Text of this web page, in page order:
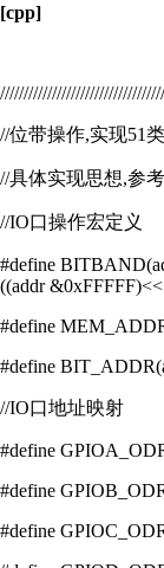
[cpp]
//位带操作,实现51
//具体实现思想,参
//IO口操作宏定义
#define
((addr
#define
#define
//IO口地址映射
#define
#define
#define